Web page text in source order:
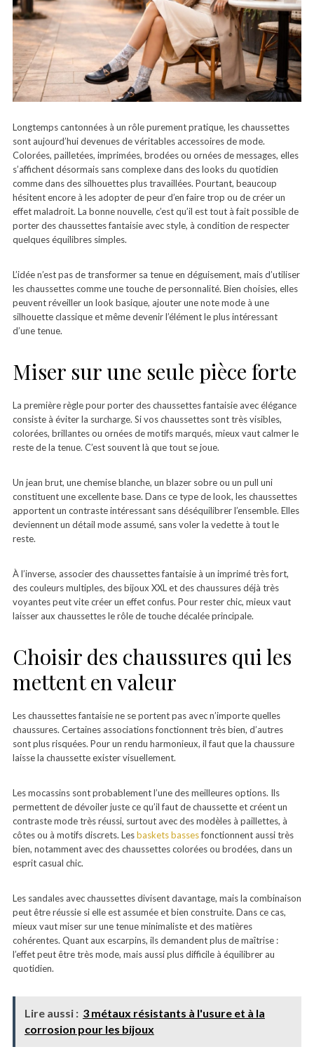
Longtemps cantonnées à un rôle purement pratique, les chaussettes
sont aujourd’hui devenues de véritables accessoires de mode.
Colorées, pailletées, imprimées, brodées ou ornées de messages, elles
s’affichent désormais sans complexe dans des looks du quotidien
comme dans des silhouettes plus travaillées. Pourtant, beaucoup
hésitent encore à les adopter de peur d’en faire trop ou de créer un
effet maladroit. La bonne nouvelle, c’est qu’il est tout à fait possible de
porter des chaussettes fantaisie avec style, à condition de respecter
quelques équilibres simples.
L’idée n’est pas de transformer sa tenue en déguisement, mais d’utiliser
les chaussettes comme une touche de personnalité. Bien choisies, elles
peuvent réveiller un look basique, ajouter une note mode à une
silhouette classique et même devenir l’élément le plus intéressant
d’une tenue.
Miser sur une seule pièce forte
La première règle pour porter des chaussettes fantaisie avec élégance
consiste à éviter la surcharge. Si vos chaussettes sont très visibles,
colorées, brillantes ou ornées de motifs marqués, mieux vaut calmer le
reste de la tenue. C’est souvent là que tout se joue.
Un jean brut, une chemise blanche, un blazer sobre ou un pull uni
constituent une excellente base. Dans ce type de look, les chaussettes
apportent un contraste intéressant sans déséquilibrer l’ensemble. Elles
deviennent un détail mode assumé, sans voler la vedette à tout le
reste.
À l’inverse, associer des chaussettes fantaisie à un imprimé très fort,
des couleurs multiples, des bijoux XXL et des chaussures déjà très
voyantes peut vite créer un effet confus. Pour rester chic, mieux vaut
laisser aux chaussettes le rôle de touche décalée principale.
Choisir des chaussures qui les
mettent en valeur
Les chaussettes fantaisie ne se portent pas avec n’importe quelles
chaussures. Certaines associations fonctionnent très bien, d’autres
sont plus risquées. Pour un rendu harmonieux, il faut que la chaussure
laisse la chaussette exister visuellement.
Les mocassins sont probablement l’une des meilleures options. Ils
permettent de dévoiler juste ce qu’il faut de chaussette et créent un
contraste mode très réussi, surtout avec des modèles à paillettes, à
côtes ou à motifs discrets. Lesbaskets bassesfonctionnent aussi très
bien, notamment avec des chaussettes colorées ou brodées, dans un
esprit casual chic.
Les sandales avec chaussettes divisent davantage, mais la combinaison
peut être réussie si elle est assumée et bien construite. Dans ce cas,
mieux vaut miser sur une tenue minimaliste et des matières
cohérentes. Quant aux escarpins, ils demandent plus de maîtrise :
l’effet peut être très mode, mais aussi plus difficile à équilibrer au
quotidien.
Lire aussi : 3 métaux résistants à l'usure et à la
corrosion pour les bijoux